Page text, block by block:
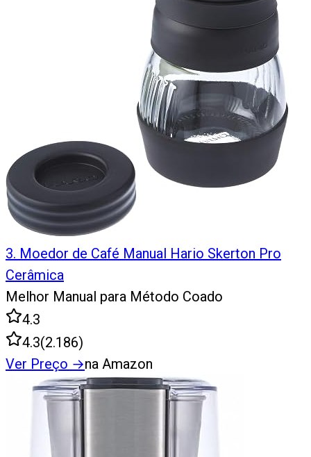
3. Moedor de Café Manual Hario Skerton Pro
Cerâmica
Melhor Manual para Método Coado
4.3
4.3(2.186)
Ver Preço →na Amazon